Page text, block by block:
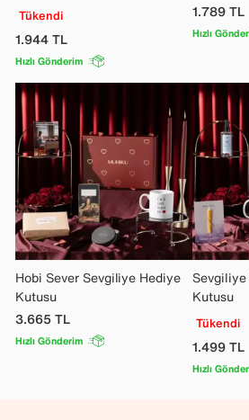
Tükendi
1.944TL
Hızlı Gönderim
1.789TL
Hızlı
Hobi Sever Sevgiliye Hediye
Kutusu
3.665TL
Hızlı Gönderim
Kutusu
Tükendi
1.499TL
Hızlı